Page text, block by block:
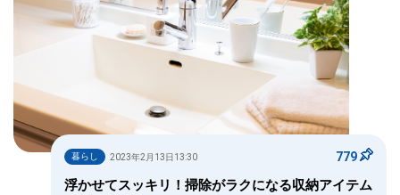
暮らし 2023年2月13日13:30 779
浮かせてスッキリ！掃除がラクになる収納アイテム